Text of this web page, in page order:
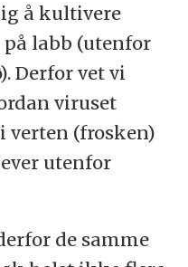
å kultivere
labb (utenfor
Derfor vet vi
viruset
verten (frosken)
utenfor
de samme